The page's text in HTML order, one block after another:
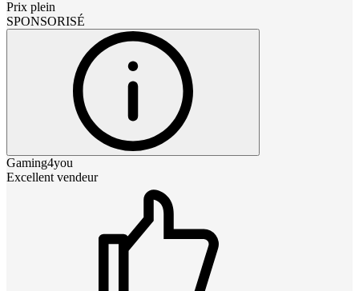
Prix plein
SPONSORISÉ
Gaming4you
Excellent vendeur